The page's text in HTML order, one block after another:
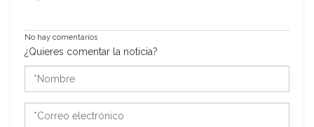
No hay comentarios
¿Quieres comentar la noticia?
*Nombre
*Correo
electrónico